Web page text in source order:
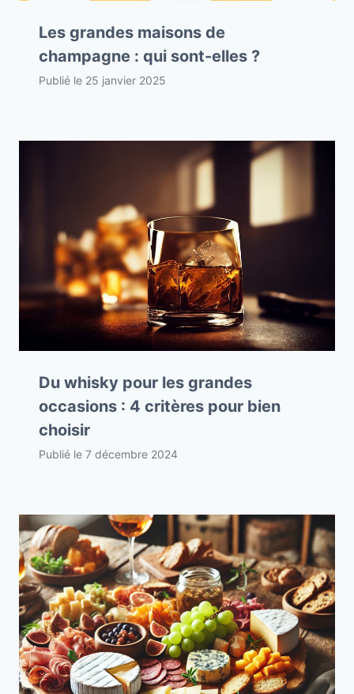
Les grandes maisons de
champagne : qui sont-elles ?
Publié le 25 janvier 2025
Du whisky pour les grandes
occasions : 4 critères pour bien
choisir
Publié le 7 décembre 2024